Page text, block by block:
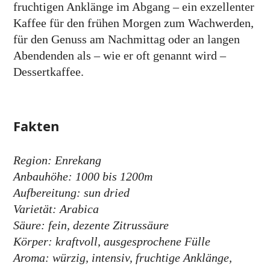
fruchtigen Anklänge im Abgang – ein exzellenter
Kaffee für den frühen Morgen zum Wach­werden,
für den Genuss am Nach­mittag oder an langen
Abend­enden als – wie er oft genannt wird –
Dessertkaffee.
Fakten
Region: Enrekang
Anbauhöhe: 1000 bis 1200m
Aufbereitung: sun dried
Varietät: Arabica
Säure: fein, dezente Zitrussäure
Körper: kraftvoll, ausgesprochene Fülle
Aroma: würzig, intensiv, fruchtige Anklänge,